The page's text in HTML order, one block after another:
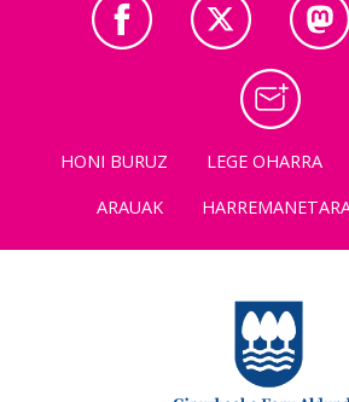
HONI BURUZ LEGE OHARRA
ARAUAK